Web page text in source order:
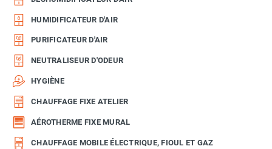
HUMIDIFICATEUR D'AIR
PURIFICATEUR D'AIR
NEUTRALISEUR D'ODEUR
HYGIÈNE
CHAUFFAGE FIXE ATELIER
AÉROTHERME FIXE MURAL
CHAUFFAGE MOBILE ÉLECTRIQUE, FIOUL ET GAZ